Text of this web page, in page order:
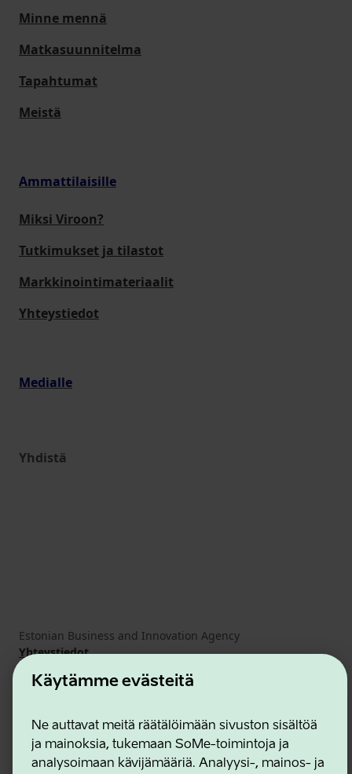
Käytämme evästeitä
Ne auttavat meitä räätälöimään sivuston sisältöä
ja mainoksia, tukemaan SoMe-toimintoja ja
analysoimaan kävijämääriä. Analyysi-, mainos- ja
Minne mennä
Matkasuunnitelma
Tapahtumat
Meistä
Ammattilaisille
Miksi Viroon?
Tutkimukset ja tilastot
Markkinointimateriaalit
Yhteystiedot
Medialle
Yhdistä
Estonian Business and Innovation Agency
Yhteystiedot
Käyttöehdot